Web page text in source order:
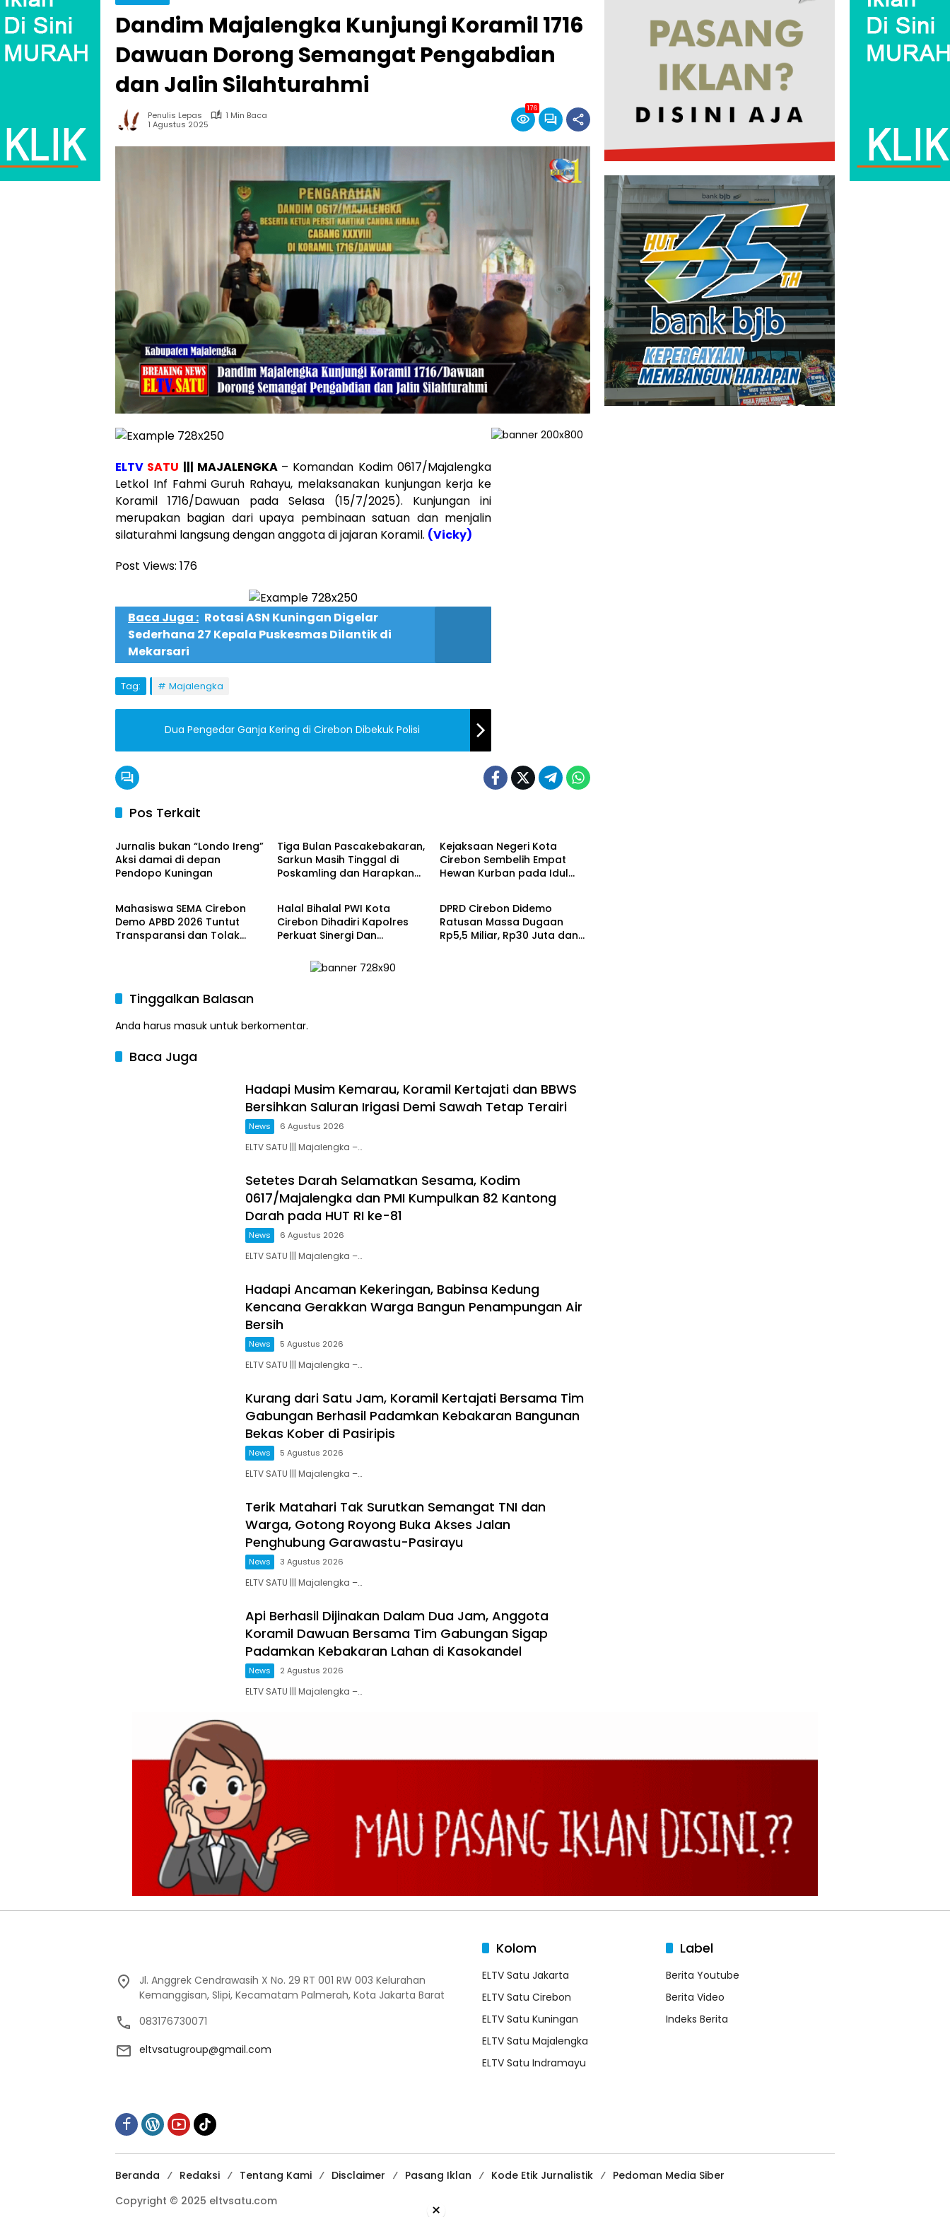
Dandim Majalengka Kunjungi Koramil 1716
Dawuan Dorong Semangat Pengabdian
dan Jalin Silahturahmi
Penulis Lepas
1 Min Baca
1 Agustus 2025
176
ELTV SATU ||| MAJALENGKA – Komandan Kodim 0617/Majalengka
Letkol Inf Fahmi Guruh Rahayu, melaksanakan kunjungan kerja ke
Koramil 1716/Dawuan pada Selasa (15/7/2025). Kunjungan ini
merupakan bagian dari upaya pembinaan satuan dan menjalin
silaturahmi langsung dengan anggota di jajaran Koramil. (Vicky)
Post Views: 176
Baca Juga : Rotasi ASN Kuningan Digelar
Sederhana 27 Kepala Puskesmas Dilantik di
Mekarsari
Tag: Majalengka
Dua Pengedar Ganja Kering di Cirebon Dibekuk Polisi
Pos Terkait
Berita Video
Jurnalis bukan “Londo Ireng”
Aksi damai di depan
Pendopo Kuningan
Tiga Bulan Pascakebakaran,
Sarkun Masih Tinggal di
Poskamling dan Harapkan
Kejaksaan Negeri Kota
Cirebon Sembelih Empat
Hewan Kurban pada Idul
Berita Video
Mahasiswa SEMA Cirebon
Demo APBD 2026 Tuntut
Transparansi dan Tolak
Berita Video
Halal Bihalal PWI Kota
Cirebon Dihadiri Kapolres
Perkuat Sinergi Dan
Berita Video
DPRD Cirebon Didemo
Ratusan Massa Dugaan
Rp5,5 Miliar, Rp30 Juta dan
Tinggalkan Balasan
Anda harus masuk untuk berkomentar.
Baca Juga
Hadapi Musim Kemarau, Koramil Kertajati dan BBWS
Bersihkan Saluran Irigasi Demi Sawah Tetap Terairi
News 6 Agustus 2026
ELTV SATU ||| Majalengka –…
Setetes Darah Selamatkan Sesama, Kodim
0617/Majalengka dan PMI Kumpulkan 82 Kantong
Darah pada HUT RI ke-81
News 6 Agustus 2026
ELTV SATU ||| Majalengka –…
Hadapi Ancaman Kekeringan, Babinsa Kedung
Kencana Gerakkan Warga Bangun Penampungan Air
Bersih
News 5 Agustus 2026
ELTV SATU ||| Majalengka –…
Kurang dari Satu Jam, Koramil Kertajati Bersama Tim
Gabungan Berhasil Padamkan Kebakaran Bangunan
Bekas Kober di Pasiripis
News 5 Agustus 2026
ELTV SATU ||| Majalengka –…
Terik Matahari Tak Surutkan Semangat TNI dan
Warga, Gotong Royong Buka Akses Jalan
Penghubung Garawastu-Pasirayu
News 3 Agustus 2026
ELTV SATU ||| Majalengka –…
Api Berhasil Dijinakan Dalam Dua Jam, Anggota
Koramil Dawuan Bersama Tim Gabungan Sigap
Padamkan Kebakaran Lahan di Kasokandel
News 2 Agustus 2026
ELTV SATU ||| Majalengka –…
Jl. Anggrek Cendrawasih X No. 29 RT 001 RW 003 Kelurahan
Kemanggisan, Slipi, Kecamatam Palmerah, Kota Jakarta Barat
083176730071
eltvsatugroup@gmail.com
Kolom
ELTV Satu Jakarta
ELTV Satu Cirebon
ELTV Satu Kuningan
ELTV Satu Majalengka
ELTV Satu Indramayu
Label
Berita Youtube
Berita Video
Indeks Berita
Beranda Redaksi Tentang Kami Disclaimer Pasang Iklan Kode Etik Jurnalistik
Pedoman Media Siber
Copyright © 2025 eltvsatu.com
×